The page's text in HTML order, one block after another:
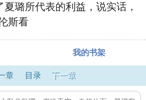
璐所代表的利益，说实话，
斯看
我的书架
章 目录 下一章